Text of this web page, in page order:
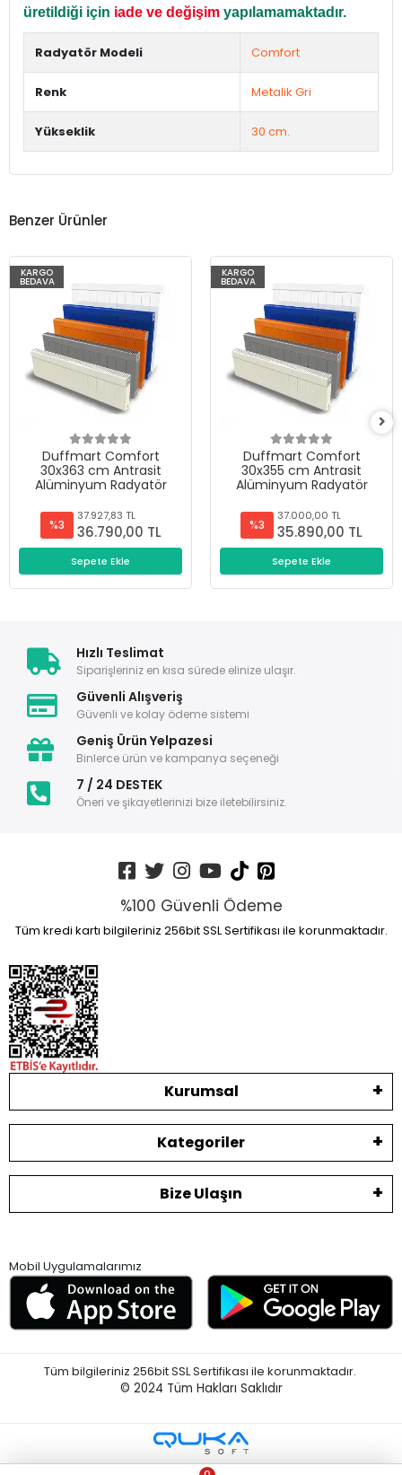
üretildiği için iade ve değişim yapılamamaktadır.
Radyatör Modeli Comfort
Renk Metalik Gri
Yükseklik 30 cm.
Benzer Ürünler
KARGO
BEDAVA
Duffmart Comfort
30x363 cm Antrasit
Alüminyum Radyatör
%3
37.927,83 TL
36.790,00 TL
Sepete Ekle
KARGO
BEDAVA
Duffmart Comfort
30x355 cm Antrasit
Alüminyum Radyatör
%3
37.000,00 TL
35.890,00 TL
Sepete Ekle
Hızlı Teslimat
Siparişleriniz en kısa sürede elinize ulaşır.
Güvenli Alışveriş
Güvenli ve kolay ödeme sistemi
Geniş Ürün Yelpazesi
Binlerce ürün ve kampanya seçeneği
7 / 24 DESTEK
Öneri ve şikayetlerinizi bize iletebilirsiniz.
%100 Güvenli Ödeme
Tüm kredi kartı bilgileriniz 256bit SSL Sertifikası ile korunmaktadır.
Kurumsal
Kategoriler
Bize Ulaşın
Mobil Uygulamalarımız
Tüm bilgileriniz 256bit SSL Sertifikası ile korunmaktadır.
© 2024 Tüm Hakları Saklıdır